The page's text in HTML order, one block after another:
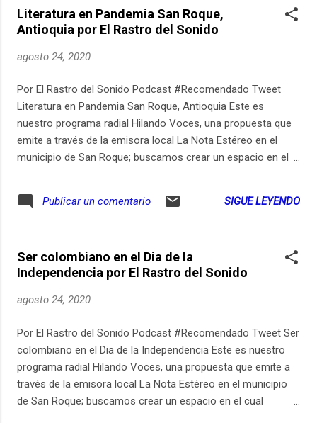
cuando somos adultos, los sueños cuando caemos en la
decepción... al abrir las puertas de la pérdida nos
encontramos con el aprendizaje de la vida.
Literatura en Pandemia San Roque,
Antioquia por El Rastro del Sonido
agosto 24, 2020
Por El Rastro del Sonido Podcast #Recomendado Tweet
Literatura en Pandemia San Roque, Antioquia Este es
nuestro programa radial Hilando Voces, una propuesta que
emite a través de la emisora local La Nota Estéreo en el
municipio de San Roque; buscamos crear un espacio en el
el campo, trabajo y educación. En este episodio nos
proponemos pensar y provocar en torno a la lecto-escritura,
paredes, un libro siempre será la invitación a compartir con
los demás el mundo que son muchos mundos.
Publicar un comentario SIGUE LEYENDO
Ser colombiano en el Dia de la
Independencia por El Rastro del Sonido
agosto 24, 2020
Por El Rastro del Sonido Podcast #Recomendado Tweet Ser
colombiano en el Dia de la Independencia Este es nuestro
programa radial Hilando Voces, una propuesta que emite a
través de la emisora local La Nota Estéreo en el municipio
de San Roque; buscamos crear un espacio en el cual